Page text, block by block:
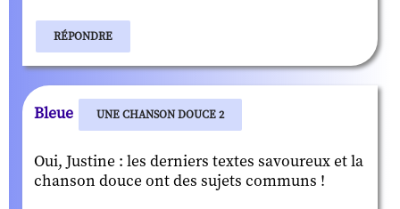
RÉPONDRE
Bleue UNE CHANSON DOUCE 2
Oui, Justine : les derniers textes savoureux et la
chanson douce ont des sujets communs !